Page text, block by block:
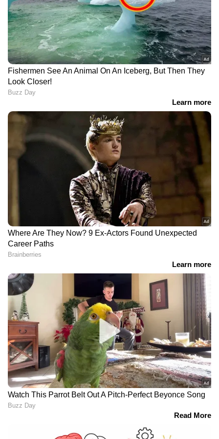
ഗാലക്സികളുടെ ഒരു വലിയ കൂട്ടം ഇതിൽ
ഉൾപ്പെടുന്നു. ക്ലസ്റ്ററിന്റെ ഭീമാകാരമായ
ഗുരുത്വാകർഷണ മണ്ഡലം ഒരു ലെൻസായി
പ്രവർത്തിക്കുകയും അതിന്റെ പിന്നിലെ
ഗാലക്സികളിൽ നിന്നുള്ള പ്രകാശത്തെ
വളച്ചൊടിക്കുകയും വലുതാക്കുകയും
ചെയ്യുന്നു.
മനുഷ്യനേത്രങ്ങൾ കണ്ടിട്ടില്ലാത്ത നിറങ്ങളിൽ
DOWNLOAD APP
RECOMMENDED STORIES
ചൊവ്വയിലെ ജലരഹസ്യം;
നാസയുടെ സ്കൈഫോൾ
ചുവന്ന പൊട്ടുകളുടെ
രഹസ്യം: ഗാലക്സികളുടെ